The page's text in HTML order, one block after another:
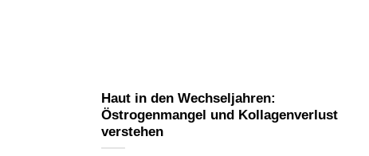
Haut in den Wechseljahren:
Östrogenmangel und Kollagenverlust
verstehen